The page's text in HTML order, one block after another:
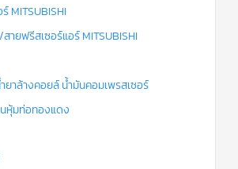
MITSUBISHI
ายฟรีสเซอร์แอร์ MITSUBISHI
ยาล้างคอยล์ น้ำมันคอมเพรสเซอร์
หุ้มท่อทองแดง